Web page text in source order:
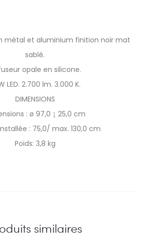
métal et aluminium finition noir mat
sablé.
opale en silicone.
LED. 2.700 lm. 3.000 K.
DIMENSIONS
: ø 97,0 ↨ 25,0 cm
: 75,0/ max. 130,0 cm
Poids: 3,8 kg
similaires